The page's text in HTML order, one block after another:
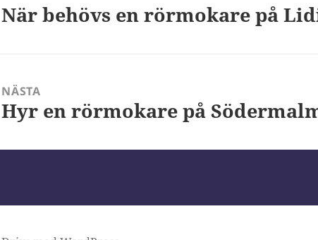
inlägg:
När behövs en rörmokare på
NÄSTA
Nästa
Hyr en rörmokare på